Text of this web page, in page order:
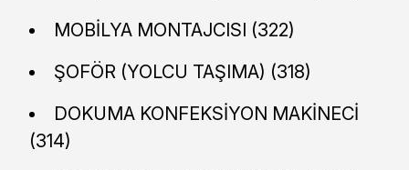
MOBİLYA MONTAJCISI (322)
ŞOFÖR (YOLCU TAŞIMA) (318)
DOKUMA KONFEKSİYON MAKİNECİ
(314)